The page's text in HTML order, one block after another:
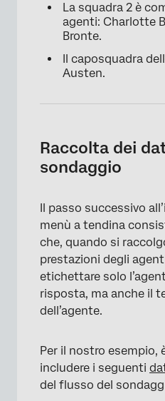
La squadra 2 è
agenti: Charlotte
Bronte.
Il caposquadra
Austen.
Raccolta dei
sondaggio
Il passo successivo
menù a tendina
che, quando si
prestazioni degli
etichettare solo
risposta, ma anche il
dell’agente.
Per il nostro esempio,
includere i seguenti
del flusso del